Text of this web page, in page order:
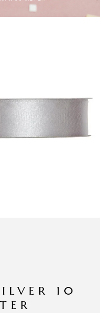
10